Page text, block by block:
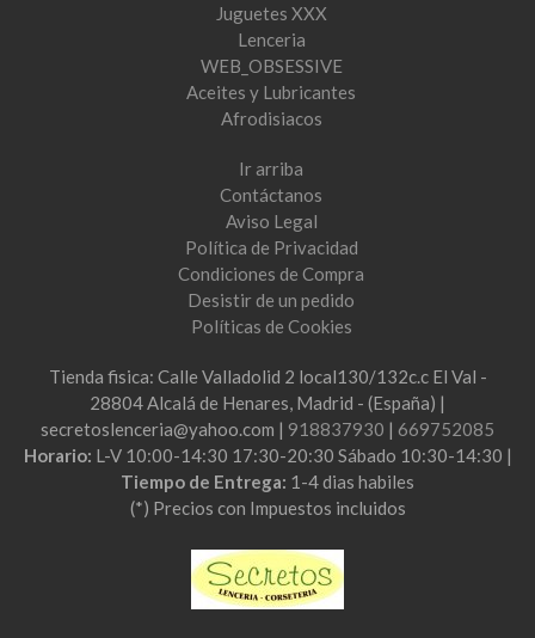
Juguetes XXX
Lenceria
WEB_OBSESSIVE
Aceites y Lubricantes
Afrodisiacos
Ir arriba
Contáctanos
Aviso Legal
Política de Privacidad
Condiciones de Compra
Desistir de un pedido
Políticas de Cookies
Tienda fisica: Calle Valladolid 2 local130/132c.c El Val -
28804 Alcalá de Henares, Madrid - (España) |
secretoslenceria@yahoo.com | 918837930 | 669752085
Horario: L-V 10:00-14:30 17:30-20:30 Sábado 10:30-14:30 |
Tiempo de Entrega: 1-4 dias habiles
(*) Precios con Impuestos incluidos